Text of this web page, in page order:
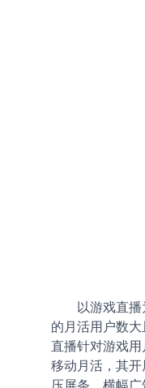
以游戏直播为
的月活用户数
直播针对游戏
移动月活，其
压屏条、横幅